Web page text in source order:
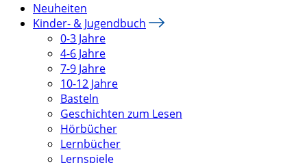
Neuheiten
Kinder- & Jugendbuch
0-3 Jahre
4-6 Jahre
7-9 Jahre
10-12 Jahre
Basteln
Geschichten zum Lesen
Hörbücher
Lernbücher
Lernspiele